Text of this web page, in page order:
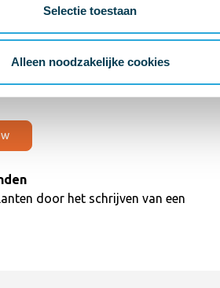
Selectie toestaan
Alleen noodzakelijke cookies
AE-OYO04W
door het schrijven van een